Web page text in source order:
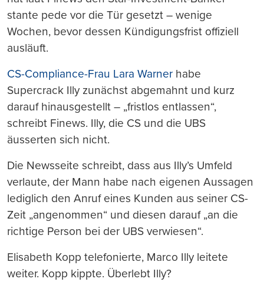
stante pede vor die Tür gesetzt – wenige
Wochen, bevor dessen Kündigungsfrist offiziell
ausläuft.
CS-Compliance-Frau Lara Warner habe
Supercrack Illy zunächst abgemahnt und kurz
darauf hinausgestellt – „fristlos entlassen“,
schreibt Finews. Illy, die CS und die UBS
äusserten sich nicht.
Die Newsseite schreibt, dass aus Illy’s Umfeld
verlaute, der Mann habe nach eigenen Aussagen
lediglich den Anruf eines Kunden aus seiner CS-
Zeit „angenommen“ und diesen darauf „an die
richtige Person bei der UBS verwiesen“.
Elisabeth Kopp telefonierte, Marco Illy leitete
weiter. Kopp kippte. Überlebt Illy?